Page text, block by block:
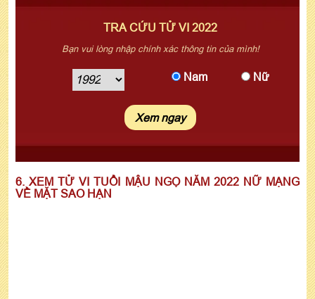
TRA CỨU TỬ VI 2022
Bạn vui lòng nhập chính xác thông tin của mình!
Nam Nữ
6. XEM TỬ VI TUỔI MẬU NGỌ NĂM 2022 NỮ MẠNG
VỀ MẶT SAO HẠN